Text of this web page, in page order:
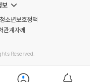
보
청소년보호정책
관계자께
Reserved.